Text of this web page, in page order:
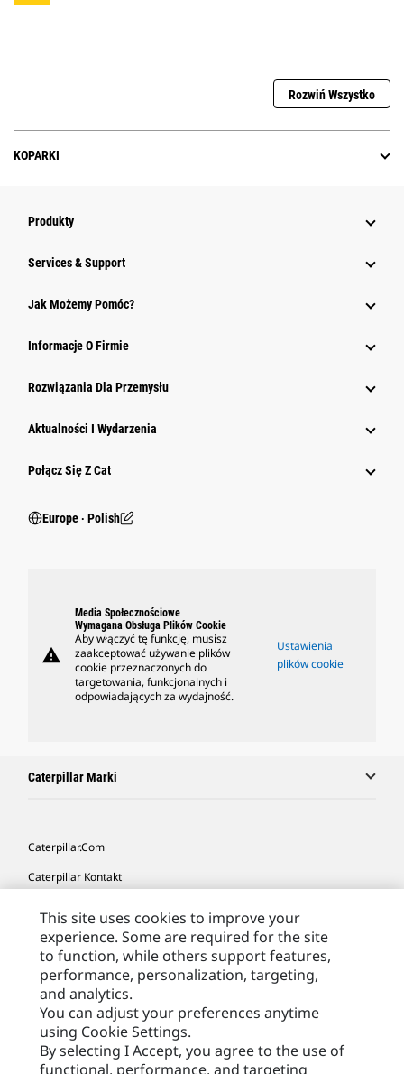
Rozwiń Wszystko
KOPARKI
Produkty
Services & Support
Jak Możemy Pomóc?
Informacje O Firmie
Rozwiązania Dla Przemysłu
Aktualności I Wydarzenia
Połącz Się Z Cat
Europe ‧ Polish
warning
Media Społecznościowe
Wymagana Obsługa Plików Cookie
Aby włączyć tę funkcję, musisz
zaakceptować używanie plików
cookie przeznaczonych do
targetowania, funkcjonalnych i
odpowiadających za wydajność.
Ustawienia
plików cookie
Caterpillar Marki
Caterpillar.com
Caterpillar Kontakt
Moje Preferencje Marketingowe
Site Map
Cookie Settings
Legal
Privacy
This site uses cookies to improve your
experience. Some are required for the site
to function, while others support features,
performance, personalization, targeting,
and analytics.
You can adjust your preferences anytime
using Cookie Settings.
By selecting I Accept, you agree to the use of
functional, performance, and targeting